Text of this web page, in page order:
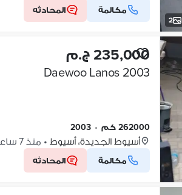
2
مكالمة المحادثه
235,000 ج.م
Daewoo Lanos 2003
262000 كم •
2003
أسيوط الجديدة، أسيوط • منذ 7 ساعات
مكالمة المحادثه